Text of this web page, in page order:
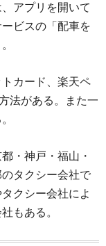
アプリを開いて
ビスの「配車を
カード、楽天ペ
法がある。また一
・神戸・福山・
タクシー会社で
クシー会社によ
もある。